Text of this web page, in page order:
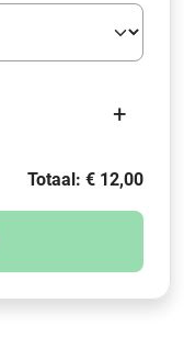
+
Totaal: € 12,00